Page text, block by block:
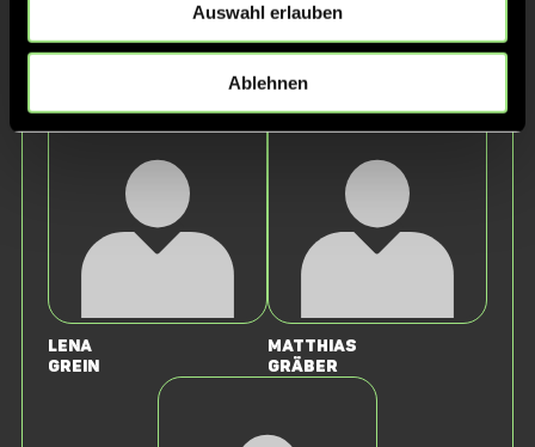
Auswahl erlauben
Ablehnen
Staff
Lena
Grein
Matthias
Gräber